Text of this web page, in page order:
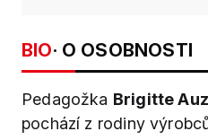
BIO· O OSOBNOSTI
Pedagožka Brigitte
pochází z rodiny